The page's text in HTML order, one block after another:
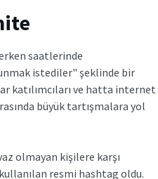
saatlerinde
istediler" şeklinde bir
katılımcıları ve hatta internet
büyük tartışmalara yol
olmayan kişilere karşı
resmi hashtag oldu.